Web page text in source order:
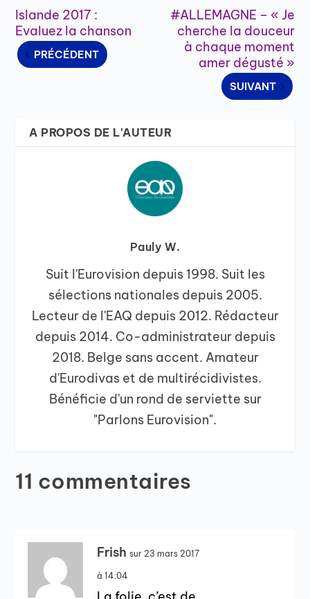
Islande 2017 :
Evaluez la chanson
PRÉCÉDENT
#ALLEMAGNE – « Je
cherche la douceur
à chaque moment
amer dégusté »
SUIVANT
A PROPOS DE L'AUTEUR
Pauly W.
Suit l'Eurovision depuis 1998. Suit les
sélections nationales depuis 2005.
Lecteur de l'EAQ depuis 2012. Rédacteur
depuis 2014. Co-administrateur depuis
2018. Belge sans accent. Amateur
d'Eurodivas et de multirécidivistes.
Bénéficie d'un rond de serviette sur
"Parlons Eurovision".
11 commentaires
Frish sur 23 mars 2017
à 14:04